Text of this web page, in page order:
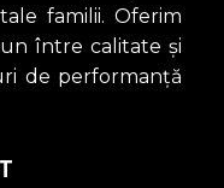
familii. Oferim
între calitate și
de performanță